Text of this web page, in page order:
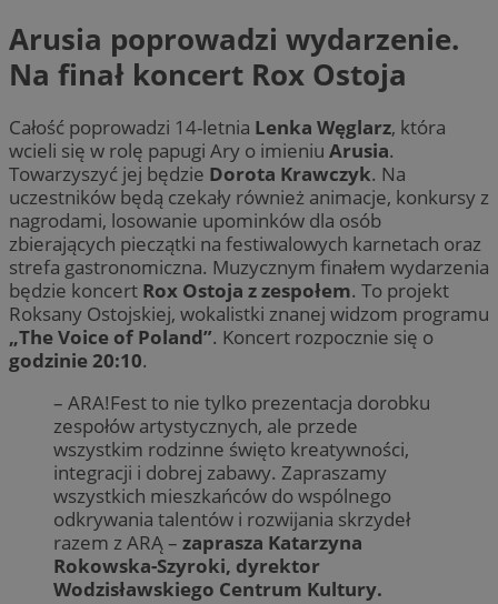
Arusia poprowadzi wydarzenie.
Na finał koncert Rox Ostoja
Całość poprowadzi 14-letnia Lenka Węglarz, która
wcieli się w rolę papugi Ary o imieniu Arusia.
Towarzyszyć jej będzie Dorota Krawczyk. Na
uczestników będą czekały również animacje, konkursy z
nagrodami, losowanie upominków dla osób
zbierających pieczątki na festiwalowych karnetach oraz
strefa gastronomiczna. Muzycznym finałem wydarzenia
będzie koncert Rox Ostoja z zespołem. To projekt
Roksany Ostojskiej, wokalistki znanej widzom programu
„The Voice of Poland”. Koncert rozpocznie się o
godzinie 20:10.
– ARA!Fest to nie tylko prezentacja dorobku
zespołów artystycznych, ale przede
wszystkim rodzinne święto kreatywności,
integracji i dobrej zabawy. Zapraszamy
wszystkich mieszkańców do wspólnego
odkrywania talentów i rozwijania skrzydeł
razem z ARĄ – zaprasza Katarzyna
Rokowska-Szyroki, dyrektor
Wodzisławskiego Centrum Kultury.